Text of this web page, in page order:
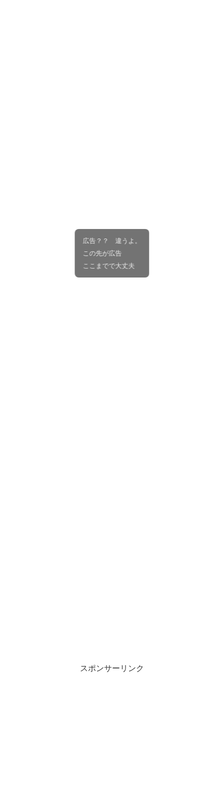
スポンサーリンク
広告？？ 違うよ。
この先が広告
ここまでで大丈夫